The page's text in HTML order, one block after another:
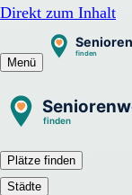
Direkt zum Inhalt
Menü
Plätze finden
Städte